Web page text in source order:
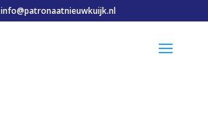
info@patronaatnieuwkuijk.nl